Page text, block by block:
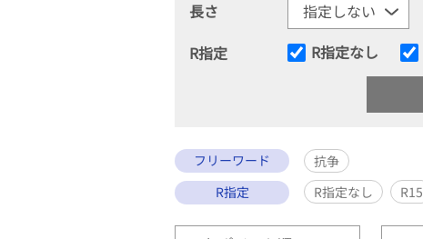
長さ
R指定
R指定なし
フリーワード
抗争
R指定
R指定なし R15